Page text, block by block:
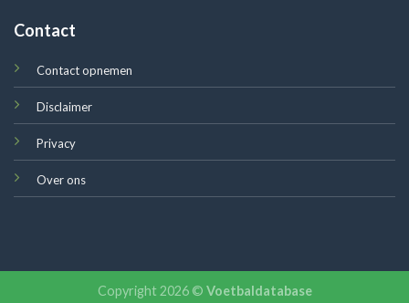
Contact
Contact opnemen
Disclaimer
Privacy
Over ons
Copyright 2026 © Voetbaldatabase